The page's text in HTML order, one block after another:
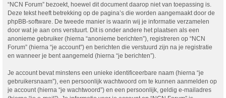
“NCN Forum” bezoekt, hoewel dit document daarop niet van toepassing is.
Deze tekst heeft betrekking op de pagina’s die worden aangemaakt door de
phpBB-software. De tweede manier is waarin wij je informatie verzamelen
door wat je aan ons verstuurt. Dit is onder andere het plaatsen als een
anonieme gebruiker (hierna “anonieme berichten”), registreren op “NCN
Forum” (hierna “je account”) en berichten die verstuurd zijn na je registratie
en wanneer je bent aangemeld (hierna “je berichten”).
Je account bevat minstens een unieke identificeerbare naam (hierna “je
gebruikersnaam”), een persoonlijk wachtwoord om te kunnen aanmelden op
je account (hierna “je wachtwoord”) en een persoonlijk, geldig e-mailadres